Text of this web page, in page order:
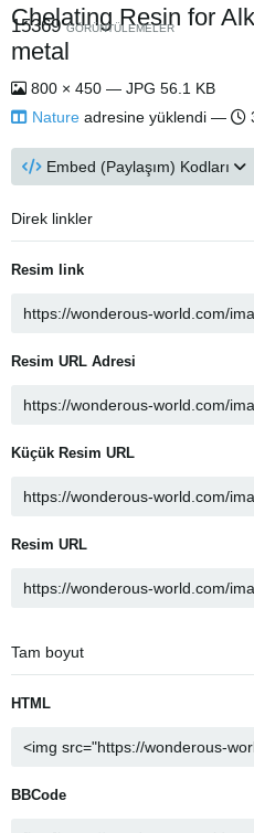
Chelating Resin for
metal
15369GÖRÜNTÜLEMELER
800 × 450 — JPG 56.1 KB
Nature adresine yüklendi —
Embed (Paylaşım) Kodları
Direk linkler
Resim link
Resim URL Adresi
Küçük Resim URL
Resim URL
Tam boyut
HTML
BBCode